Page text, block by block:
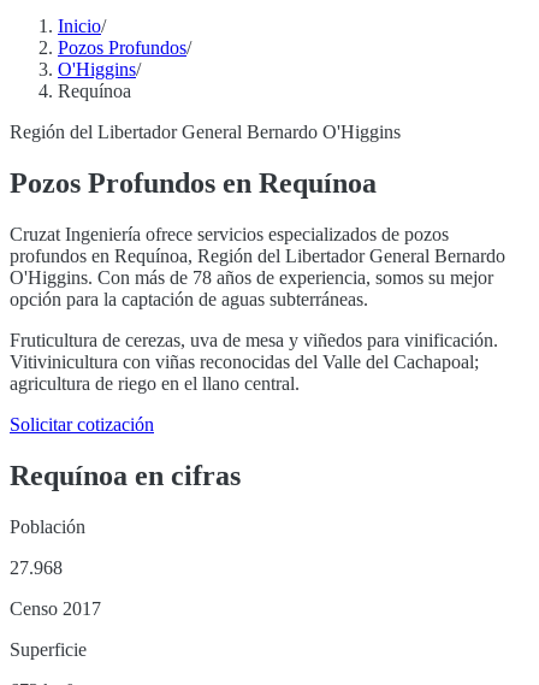
Inicio/
Pozos Profundos/
O'Higgins/
Requínoa
Región del Libertador General Bernardo O'Higgins
Pozos Profundos en Requínoa
Cruzat Ingeniería ofrece servicios especializados de pozos
profundos en Requínoa, Región del Libertador General Bernardo
O'Higgins. Con más de 78 años de experiencia, somos su mejor
opción para la captación de aguas subterráneas.
Fruticultura de cerezas, uva de mesa y viñedos para vinificación.
Vitivinicultura con viñas reconocidas del Valle del Cachapoal;
agricultura de riego en el llano central.
Solicitar cotización
Requínoa en cifras
Población
27.968
Censo 2017
Superficie